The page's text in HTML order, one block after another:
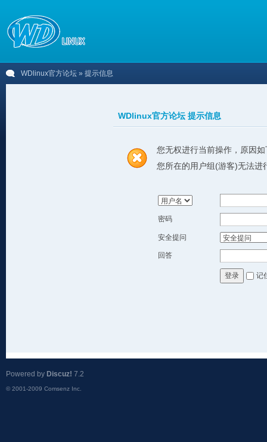
WDlinux官方论坛 » 提示信息
WDlinux官方论坛 提示信息
您无权进行当前操作，原因如
您所在的用户组(游客)无法进
密码
安全提问
回答
登录 记
Powered by Discuz! 7.2
© 2001-2009 Comsenz Inc.